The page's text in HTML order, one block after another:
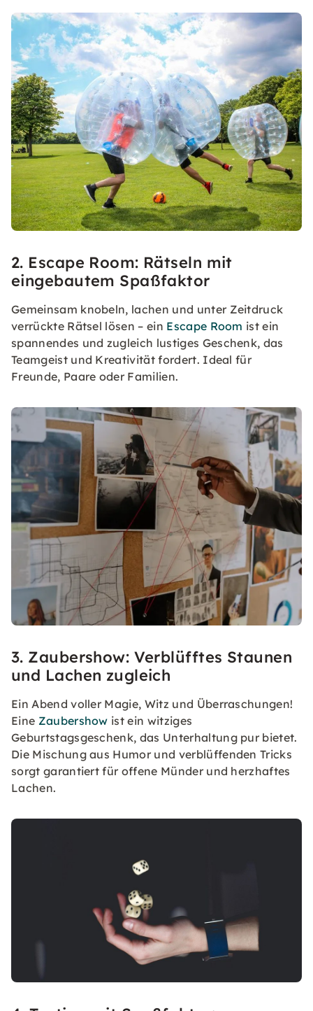
2. Escape Room: Rätseln mit
eingebautem Spaßfaktor
Gemeinsam knobeln, lachen und unter Zeitdruck
verrückte Rätsel lösen – ein Escape Room ist ein
spannendes und zugleich lustiges Geschenk, das
Teamgeist und Kreativität fordert. Ideal für
Freunde, Paare oder Familien.
3. Zaubershow: Verblüfftes Staunen
und Lachen zugleich
Ein Abend voller Magie, Witz und Überraschungen!
Eine Zaubershow ist ein witziges
Geburtstagsgeschenk, das Unterhaltung pur bietet.
Die Mischung aus Humor und verblüffenden Tricks
sorgt garantiert für offene Münder und herzhaftes
Lachen.